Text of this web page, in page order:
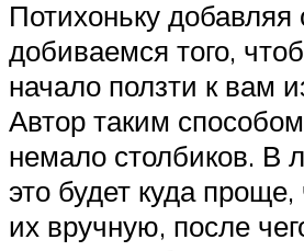
Потихоньку добавляя
добиваемся того,
начало ползти к вам
Автор таким
немало столбиков. В
это будет куда проще,
их вручную, после